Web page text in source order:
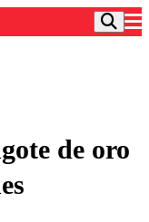
de oro